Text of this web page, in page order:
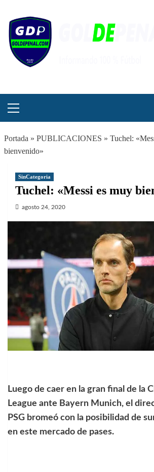
contenido
principal
Portada » PUBLICACIONES » Tuchel:
bienvenido»
SinCategoria
Tuchel: «Messi es muy
agosto 24, 2020
Luego de caer en la gran final de la
League ante Bayern Munich, el
PSG bromeó con la posibilidad de
en este mercado de pases.